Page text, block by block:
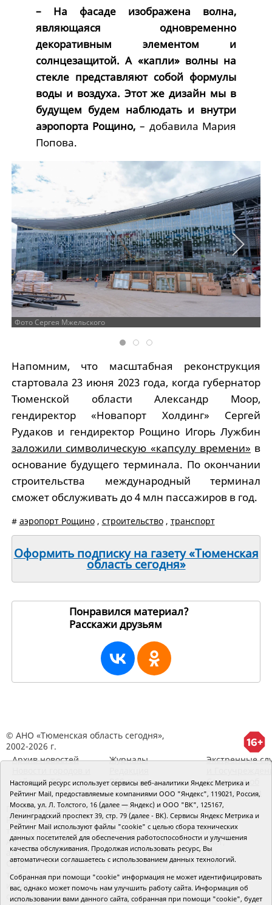
– На фасаде изображена волна,
являющаяся одновременно
декоративным элементом и
солнцезащитой. А «капли» волны на
стекле представляют собой формулы
воды и воздуха. Этот же дизайн мы в
будущем будем наблюдать и внутри
аэропорта Рощино, – добавила Мария
Попова.
Фото Сергея Мжельского
Напомним, что масштабная реконструкция
стартовала 23 июня 2023 года, когда губернатор
Тюменской области Александр Моор,
гендиректор «Новапорт Холдинг» Сергей
Рудаков и гендиректор Рощино Игорь Лужбин
заложили символическую «капсулу времени» в
основание будущего терминала. По окончании
строительства международный терминал
сможет обслуживать до 4 млн пассажиров в год.
# аэропорт Рощино, строительство, транспорт
Оформить подписку на газету «Тюменская
область сегодня»
Понравился материал?
Расскажи друзьям
© АНО «Тюменская область сегодня»,
2002-2026 г.
Архив новостей
районов ТО
Журналы
RSS поток
Экстренные
Сведения об
организации
Главный редактор Рябков А.В.
Редакция: 625002, Тюмень, Осипенко, 81,
телефон (3452)49-00-18, e-mail: tumentoday@obl72.ru
Адрес для писем: 625000, Россия, Тюмень, Почтамт,
а/я 371. Для пресс-релизов: tumentoday@obl72.ru.
Отдел писем: тел. (3452) 39-90-59. Отдел рекламы:
тел. (3452) 39-90-51. Регистрация СМИ: Сетевое
издание «Интернет-газета «Тюменская область
сегодня», свидетельство о регистрации СМИ Эл №
Настоящий ресурс использует сервисы веб-аналитики Яндекс Метрика и
Рейтинг Mail, предоставляемые компаниями ООО "Яндекс", 119021, Россия,
Москва, ул. Л. Толстого, 16 (далее — Яндекс) и ООО "ВК", 125167,
Ленинградский проспект 39, стр. 79 (далее - ВК). Сервисы Яндекс Метрика и
Рейтинг Mail используют файлы "cookie" с целью сбора технических
данных посетителей для обеспечения работоспособности и улучшения
качества обслуживания. Продолжая использовать ресурс, Вы
автоматически соглашаетесь с использованием данных технологий.
Собранная при помощи "cookie" информация не может идентифицировать
вас, однако может помочь нам улучшить работу сайта. Информация об
использовании вами данного сайта, собранная при помощи "cookie", будет